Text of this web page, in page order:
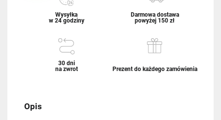
Wysyłka
w 24 godziny
Darmowa dostawa
powyżej 150 zł
30 dni
na zwrot
Prezent do każdego zamówienia
Opis